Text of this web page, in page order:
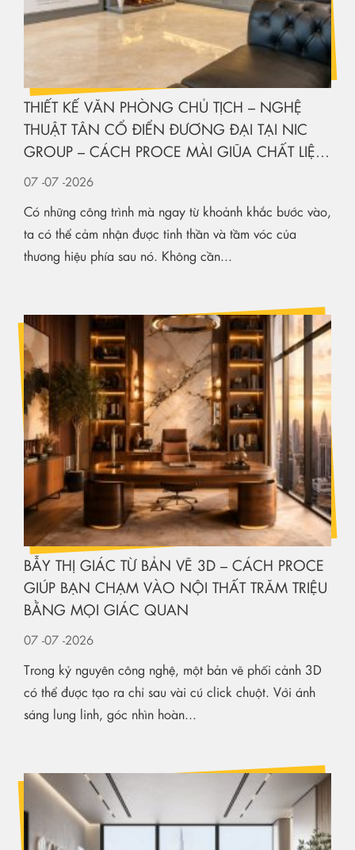
THIẾT KẾ VĂN PHÒNG CHỦ TỊCH – NGHỆ
THUẬT TÂN CỔ ĐIỂN ĐƯƠNG ĐẠI TẠI NIC
GROUP – CÁCH PROCE MÀI GIŨA CHẤT LIỆU
KIẾN TẠO KHÔNG GIAN HẠNG SANG
07 -07 -2026
Có những công trình mà ngay từ khoảnh khắc bước vào,
ta có thể cảm nhận được tinh thần và tầm vóc của
thương hiệu phía sau nó. Không cần...
BẪY THỊ GIÁC TỪ BẢN VẼ 3D – CÁCH PROCE
GIÚP BẠN CHẠM VÀO NỘI THẤT TRĂM TRIỆU
BẰNG MỌI GIÁC QUAN
07 -07 -2026
Trong kỷ nguyên công nghệ, một bản vẽ phối cảnh 3D
có thể được tạo ra chỉ sau vài cú click chuột. Với ánh
sáng lung linh, góc nhìn hoàn...